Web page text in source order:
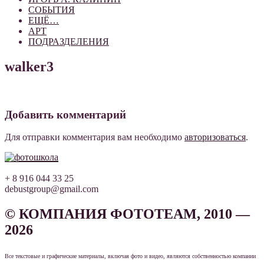
СОБЫТИЯ
ЕЩЁ…
АРТ
ПОДРАЗДЕЛЕНИЯ
walker3
Добавить комментарий
Для отправки комментария вам необходимо авторизоваться.
+ 8 916 044 33 25
debustgroup@gmail.com
© КОМПАНИЯ ФОТОТЕАМ, 2010 —
2026
Все текстовые и графические материалы, включая фото и видео, являются собственностью компании